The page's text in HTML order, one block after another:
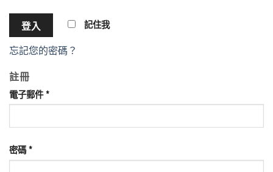
登入 記住我
忘記您的密碼？
註冊
電子郵件*
密碼*